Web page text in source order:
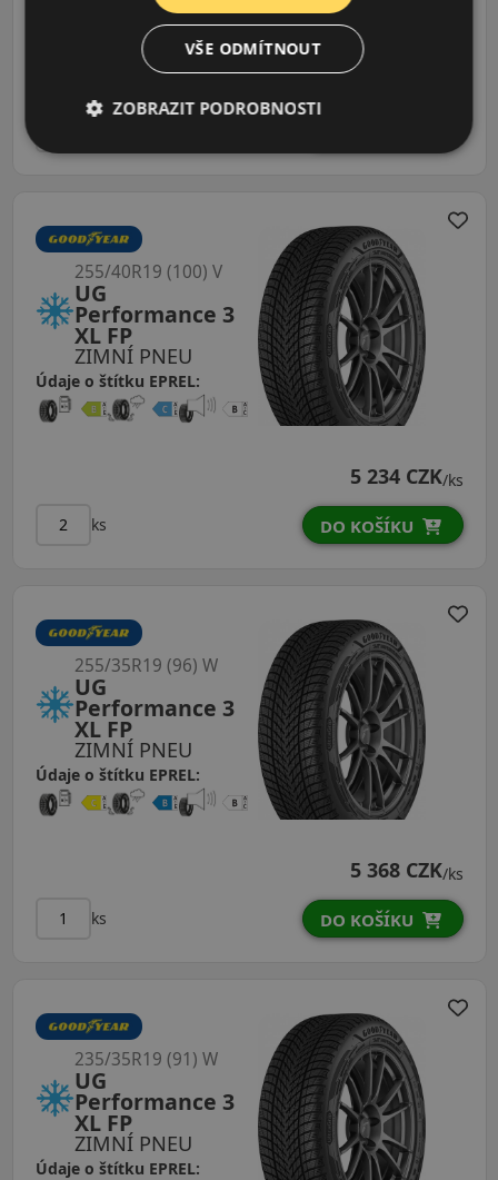
ZIMNÍ PNEU
UG
Performance 3
XL FP
255/40R19 (100) V
Údaje o štítku EPREL:
5 234 CZK/ks
ks DO KOŠÍKU
ZIMNÍ PNEU
UG
Performance 3
XL FP
255/35R19 (96) W
Údaje o štítku EPREL:
5 368 CZK/ks
ks DO KOŠÍKU
ZIMNÍ PNEU
UG
Performance 3
XL FP
235/35R19 (91) W
Údaje o štítku EPREL:
VŠE ODMÍTNOUT
ZOBRAZIT PODROBNOSTI